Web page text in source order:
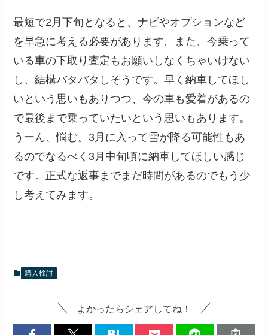
最短で2月下旬となると、ナビやオプションなど
を早急に考える必要があります。また、今乗って
いる車の下取り査定もお願いしなくちゃいけない
し、結構バタバタしそうです。早く納車してほし
いという思いもありつつ、今の車も愛着があるの
で最後まで乗っていたいという思いもあります。
うーん、悩む。3月に入って雪が降る可能性もあ
るのでなるべく3月中旬頃に納車してほしい感じ
です。正式な返事までまだ時間があるのでもう少
し考えてみます。
購入検討
よかったらシェアしてね！